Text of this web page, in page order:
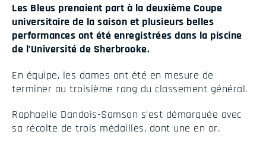
Les Bleus prenaient part à la deuxième Coupe
universitaire de la saison et plusieurs belles
performances ont été enregistrées dans la piscine
de l’Université de Sherbrooke.
En équipe, les dames ont été en mesure de
terminer au troisième rang du classement général.
Raphaelle Dandois-Samson s’est démarquée avec
sa récolte de trois médailles, dont une en or.